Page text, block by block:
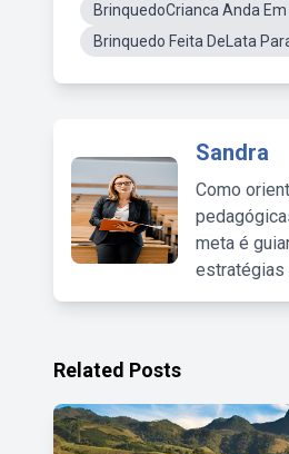
BrinquedoCrianca Anda
Brinquedo Feita DeLata
Sandra
Como
meta é
estratégias
Related Posts